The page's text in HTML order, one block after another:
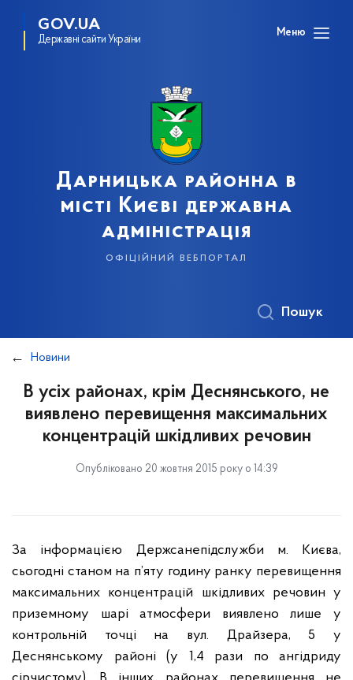
GOV.UA
Державні сайти України
Меню
Дарницька районна в
місті Києві державна
адміністрація
офіційний вебпортал
Пошук
Новини
В усіх районах, крім Деснянського, не
виявлено перевищення максимальних
концентрацій шкідливих речовин
Опубліковано 20 жовтня 2015 року о 14:39
За інформацією Держсанепідслужби м. Києва,
сьогодні станом на п’яту годину ранку перевищення
максимальних концентрацій шкідливих речовин у
приземному шарі атмосфери виявлено лише у
контрольній точці на вул. Драйзера, 5 у
Деснянському районі (у 1,4 рази по ангідриду